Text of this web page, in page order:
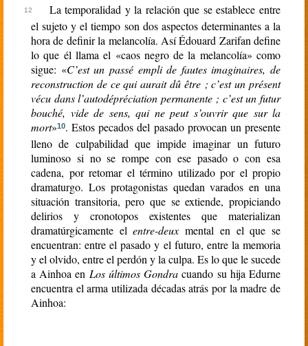
La temporalidad y la relación que se establece entre
el sujeto y el tiempo son dos aspectos determinantes a la
hora de definir la melancolía. Así Édouard Zarifan define
lo que él llama el «caos negro de la melancolía» como
sigue: «C’est un passé empli de fautes imaginaires, de
reconstruction de ce qui aurait dû être ; c’est un présent
vécu dans l’autodépréciation permanente ; c’est un futur
bouché, vide de sens, qui ne peut s’ouvrir que sur la
mort»10. Estos pecados del pasado provocan un presente
lleno de culpabilidad que impide imaginar un futuro
luminoso si no se rompe con ese pasado o con esa
cadena, por retomar el término utilizado por el propio
dramaturgo. Los protagonistas quedan varados en una
situación transitoria, pero que se extiende, propiciando
delirios y cronotopos existentes que materializan
dramatúrgicamente elentre-deux mental en el que se
encuentran: entre el pasado y el futuro, entre la memoria
y el olvido, entre el perdón y la culpa. Es lo que le sucede
a Ainhoa en Los últimos Gondracuando su hija Edurne
encuentra el arma utilizada décadas atrás por la madre de
Ainhoa: